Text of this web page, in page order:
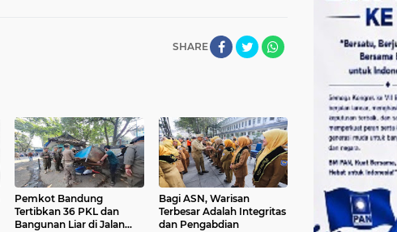
SHARE
Pemkot Bandung
Tertibkan 36 PKL dan
Bangunan Liar di Jalan
Bagi ASN, Warisan
Terbesar Adalah Integritas
dan Pengabdian